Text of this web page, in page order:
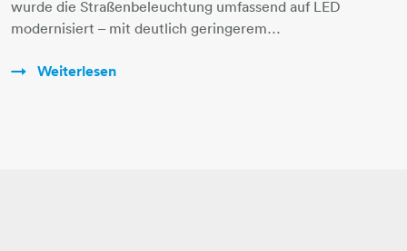
wurde die Straßenbeleuchtung umfassend auf LED
modernisiert – mit deutlich geringerem…
Weiterlesen